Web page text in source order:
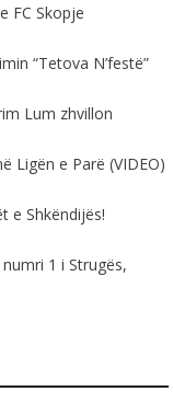
FC Skopje
“Tetova N’festë”
Lum zhvillon
Ligën e Parë (VIDEO)
e Shkëndijës!
1 i Strugës,